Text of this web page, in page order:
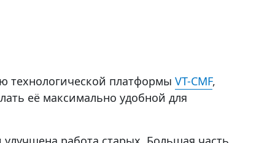
технологической платформыVT-CMF,
её максимально удобной для